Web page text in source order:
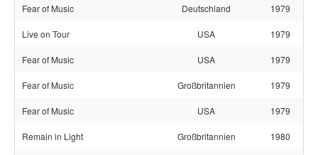
Fear of Music Deutschland 1979
Live on Tour USA 1979
Fear of Music USA 1979
Fear of Music Großbritannien 1979
Fear of Music USA 1979
Remain in Light Großbritannien 1980